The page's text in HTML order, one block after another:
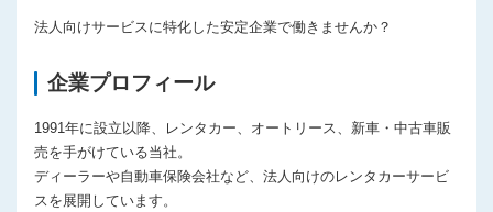
法人向けサービスに特化した安定企業で働きませんか？
企業プロフィール
1991年に設立以降、レンタカー、オートリース、新車・中古車販
売を手がけている当社。
ディーラーや自動車保険会社など、法人向けのレンタカーサービ
スを展開しています。